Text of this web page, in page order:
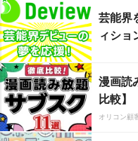
芸能界
ィショ
漫画読
比較】
オリコン顧